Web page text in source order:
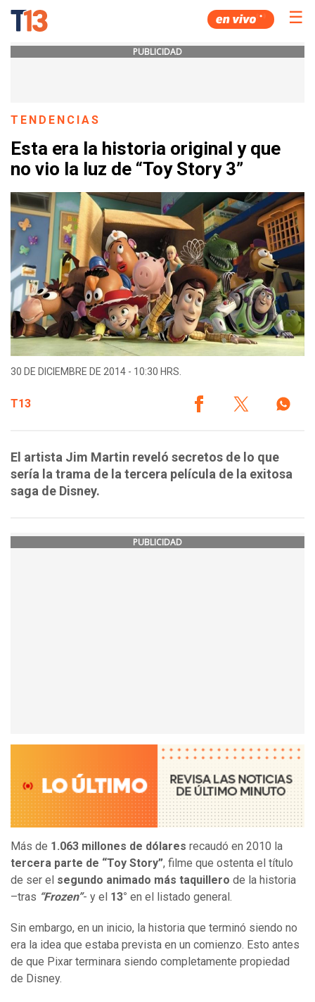
☰
PUBLICIDAD
TENDENCIAS
Esta era la historia original y que
no vio la luz de “Toy Story 3”
30 DE DICIEMBRE DE 2014 - 10:30 HRS.
T13
El artista Jim Martin reveló secretos de lo que
sería la trama de la tercera película de la exitosa
saga de Disney.
PUBLICIDAD
Más de 1.063 millones de dólares recaudó en 2010 la
tercera parte de “Toy Story”, filme que ostenta el título
de ser el segundo animado más taquillero de la historia
–tras “Frozen”- y el 13° en el listado general.
Sin embargo, en un inicio, la historia que terminó siendo no
era la idea que estaba prevista en un comienzo. Esto antes
de que Pixar terminara siendo completamente propiedad
de Disney.